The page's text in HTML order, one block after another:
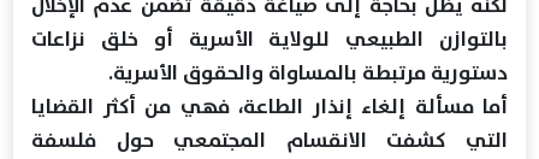
بالتوازن الطبيعي للولاية الأسرية أو خلق نزاعات
دستورية مرتبطة بالمساواة والحقوق الأسرية.
أما مسألة إلغاء إنذار الطاعة، فهي من أكثر القضايا
التي كشفت الانقسام المجتمعي حول فلسفة